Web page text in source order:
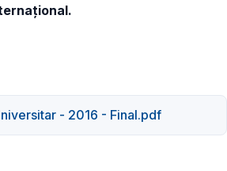
- 2016 - Final.pdf